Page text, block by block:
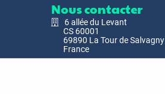
Nous contacter
6 allée du Levant
CS 60001
69890 La Tour de Salvagny
France